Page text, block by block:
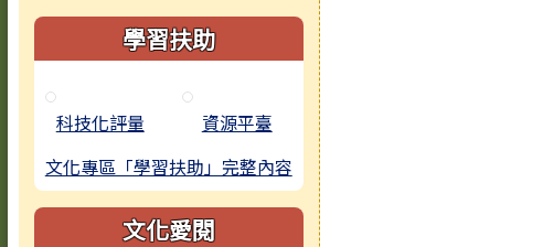
學習扶助
科技化評量
資源平臺
文化專區「學習扶助」完整內容
文化愛閱